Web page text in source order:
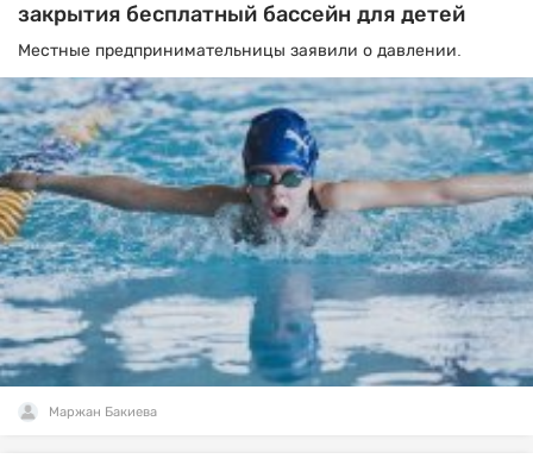
закрытия бесплатный бассейн для детей
Местные предпринимательницы заявили о давлении.
Маржан Бакиева